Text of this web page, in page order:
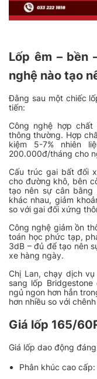
Lốp êm – bền
nghệ nào tạo
Đằng sau một chiếc
tiến:
Công nghệ hợp
thông thường. Hợp
kiệm 5-7% nhiên
200.000đ/tháng cho
Cấu trúc gai bất đối
cho đường khô, bên
tạo nên sự cân bằng
khác nhau, giảm
so với gai đối xứng
Công nghệ giảm ồn
toán học phức tạp,
3dB – đủ để tạo nên
xe hàng ngày.
Chị Lan, chạy dịch
sang lốp
ngủ ngon hơn hẳn
hơn nhiều so với
Giá lốp 165/
Giá lốp dao động
Phân khúc cao